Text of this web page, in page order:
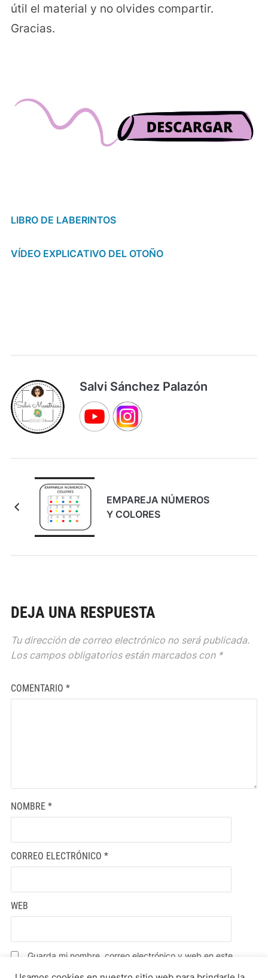
útil el material y no olvides compartir.
Gracias.
LIBRO DE LABERINTOS
VÍDEO EXPLICATIVO DEL OTOÑO
Salvi Sánchez Palazón
EMPAREJA NÚMEROS
Y COLORES
DEJA UNA RESPUESTA
Tu dirección de correo electrónico no será publicada.
Los campos obligatorios están marcados con *
COMENTARIO *
NOMBRE *
CORREO ELECTRÓNICO *
WEB
Guarda mi nombre, correo electrónico y web en este